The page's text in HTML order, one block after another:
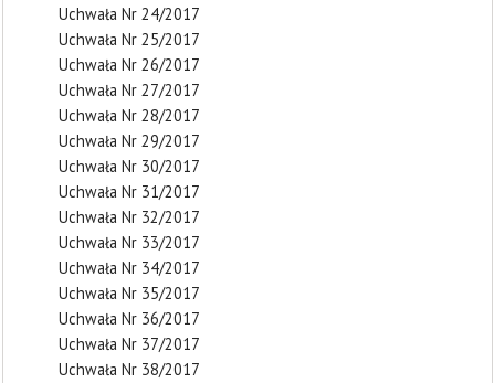
Uchwała Nr 24/2017
Uchwała Nr 25/2017
Uchwała Nr 26/2017
Uchwała Nr 27/2017
Uchwała Nr 28/2017
Uchwała Nr 29/2017
Uchwała Nr 30/2017
Uchwała Nr 31/2017
Uchwała Nr 32/2017
Uchwała Nr 33/2017
Uchwała Nr 34/2017
Uchwała Nr 35/2017
Uchwała Nr 36/2017
Uchwała Nr 37/2017
Uchwała Nr 38/2017